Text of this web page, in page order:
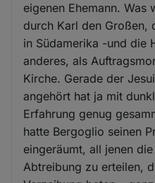
eigenen Ehemann. Was
durch Karl den Großen,
in Südamerika -und die
anderes, als
Kirche. Gerade der
angehört hat ja mit
Erfahrung genug
hatte Bergoglio seinen
eingeräumt, all jenen
Abtreibung zu erteilen,